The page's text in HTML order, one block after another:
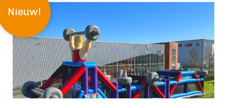
Nieuw!